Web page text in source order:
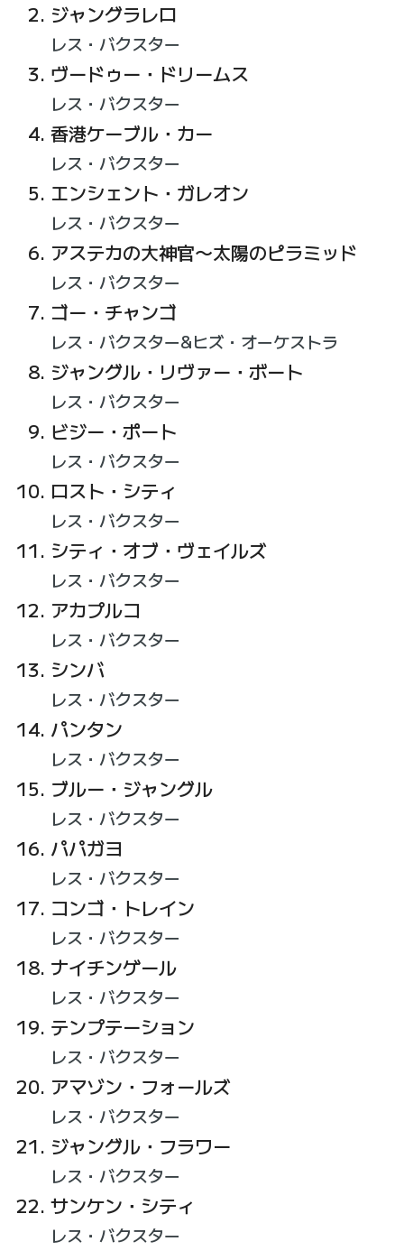
ジャングラレロ
レス・バクスター
ヴードゥー・ドリームス
レス・バクスター
香港ケーブル・カー
レス・バクスター
エンシェント・ガレオン
レス・バクスター
アステカの大神官〜太陽のピラミッド
レス・バクスター
ゴー・チャンゴ
レス・バクスター&ヒズ・オーケストラ
ジャングル・リヴァー・ボート
レス・バクスター
ビジー・ポート
レス・バクスター
ロスト・シティ
レス・バクスター
シティ・オブ・ヴェイルズ
レス・バクスター
アカプルコ
レス・バクスター
シンバ
レス・バクスター
パンタン
レス・バクスター
ブルー・ジャングル
レス・バクスター
パパガヨ
レス・バクスター
コンゴ・トレイン
レス・バクスター
ナイチンゲール
レス・バクスター
テンプテーション
レス・バクスター
アマゾン・フォールズ
レス・バクスター
ジャングル・フラワー
レス・バクスター
サンケン・シティ
レス・バクスター